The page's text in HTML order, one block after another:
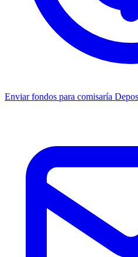
Enviar fondos para comisaría